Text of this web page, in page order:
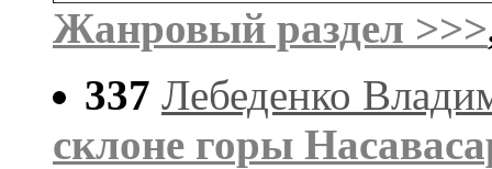
Жанровый раздел >>>
337 Лебеденко
склоне горы